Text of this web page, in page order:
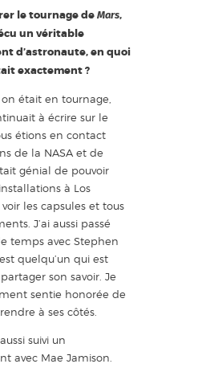
le tournage de Mars,
un véritable
d’astronaute, en quoi
exactement ?
était en tournage,
à écrire sur le
étions en contact
de la NASA et de
génial de pouvoir
à Los
les capsules et tous
J’ai aussi passé
temps avec Stephen
quelqu’un qui est
son savoir. Je
sentie honorée de
à ses côtés.
suivi un
avec Mae Jamison.